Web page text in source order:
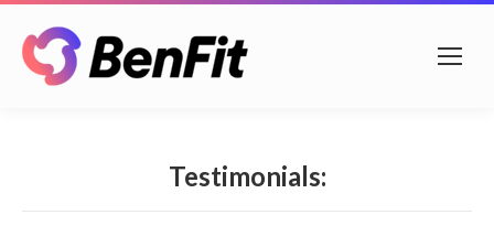
Testimonials: